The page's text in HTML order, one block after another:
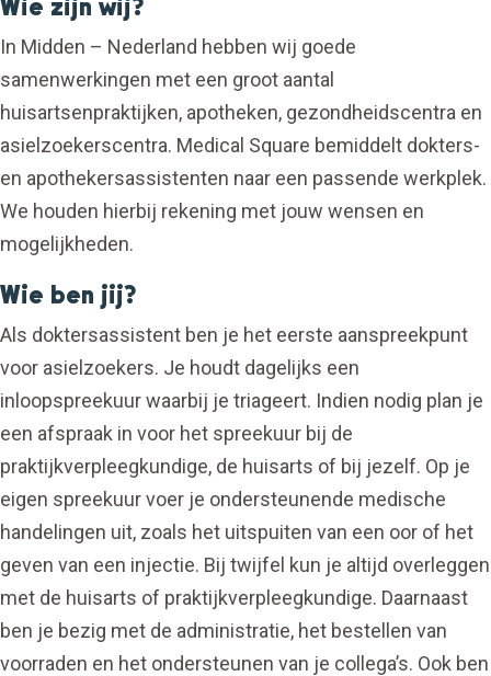
In Midden – Nederland hebben wij goede
samenwerkingen met een groot aantal
huisartsenpraktijken, apotheken, gezondheidscentra en
asielzoekerscentra. Medical Square bemiddelt dokters-
en apothekersassistenten naar een passende werkplek.
We houden hierbij rekening met jouw wensen en
mogelijkheden.
Wie ben jij?
Als doktersassistent ben je het eerste aanspreekpunt
voor asielzoekers. Je houdt dagelijks een
inloopspreekuur waarbij je triageert. Indien nodig plan je
een afspraak in voor het spreekuur bij de
praktijkverpleegkundige, de huisarts of bij jezelf. Op je
eigen spreekuur voer je ondersteunende medische
handelingen uit, zoals het uitspuiten van een oor of het
geven van een injectie. Bij twijfel kun je altijd overleggen
met de huisarts of praktijkverpleegkundige. Daarnaast
ben je bezig met de administratie, het bestellen van
voorraden en het ondersteunen van je collega’s. Ook ben